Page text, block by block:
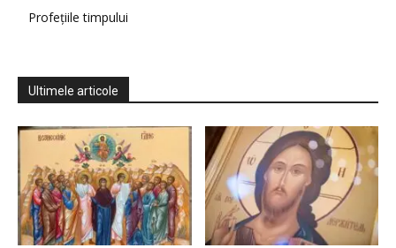
Profețiile timpului
Ultimele articole